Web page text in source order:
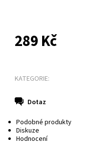
289 Kč
KATEGORIE:
Dotaz
Podobné produkty
Diskuze
Hodnocení